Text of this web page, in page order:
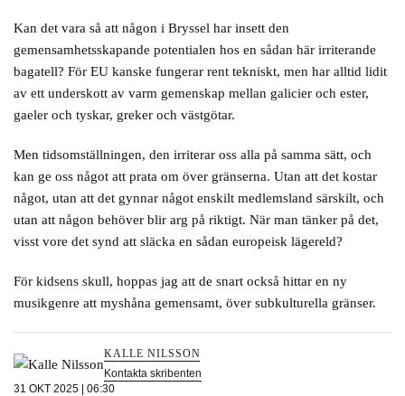
Kan det vara så att någon i Bryssel har insett den
gemensamhetsskapande potentialen hos en sådan här irriterande
bagatell? För EU kanske fungerar rent tekniskt, men har alltid lidit
av ett underskott av varm gemenskap mellan galicier och ester,
gaeler och tyskar, greker och västgötar.
Men tidsomställningen, den irriterar oss alla på samma sätt, och
kan ge oss något att prata om över gränserna. Utan att det kostar
något, utan att det gynnar något enskilt medlemsland särskilt, och
utan att någon behöver blir arg på riktigt. När man tänker på det,
visst vore det synd att släcka en sådan europeisk lägereld?
För kidsens skull, hoppas jag att de snart också hittar en ny
musikgenre att myshåna gemensamt, över subkulturella gränser.
KALLE NILSSON
Kontakta skribenten
31 OKT 2025 | 06:30